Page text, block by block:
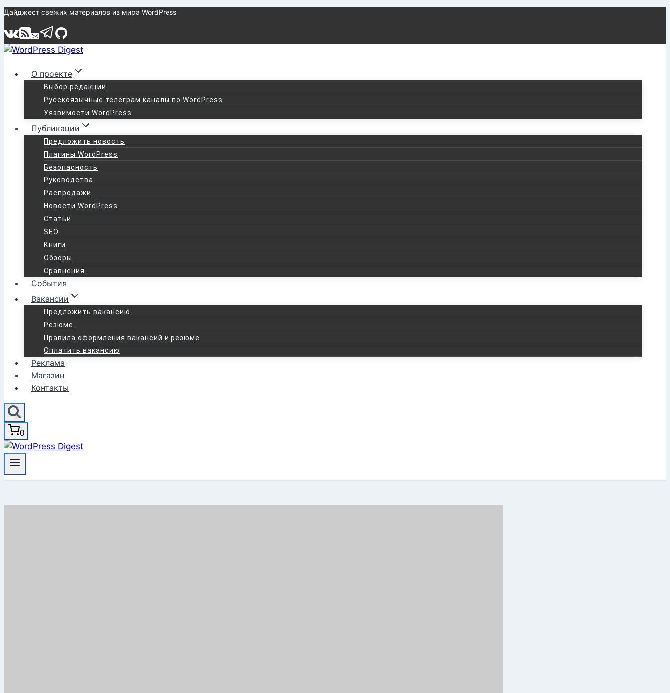
Перейти
содержимому
Дайджест свежих материалов из мира WordPress
О проекте
Выбор редакции
Русскоязычные телеграм каналы по WordPress
Уязвимости WordPress
Публикации
Предложить новость
Плагины WordPress
Безопасность
Руководства
Распродажи
Новости WordPress
Статьи
SEO
Книги
Обзоры
Сравнения
События
Вакансии
Предложить вакансию
Резюме
Правила оформления вакансий и резюме
Оплатить вакансию
Реклама
Магазин
Контакты
0